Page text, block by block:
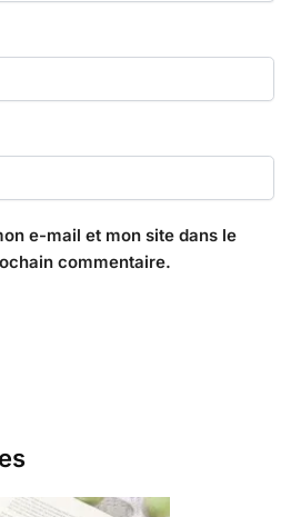
e-mail et mon site dans le
commentaire.